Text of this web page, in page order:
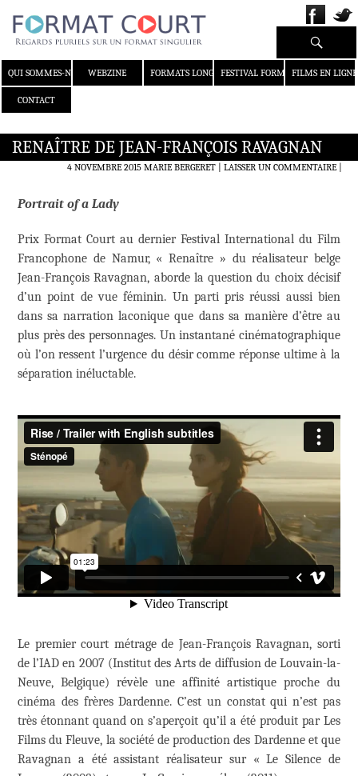
QUI SOMMES-NOUS ?WEBZINE FORMATS LONGS FESTIVAL FORMAT COURT
FILMS EN LIGNE
CONTACT
Recherche
RENAÎTRE DE JEAN-FRANÇOIS RAVAGNAN
4 NOVEMBRE 2015 MARIE BERGERET LAISSER UN COMMENTAIRE|
Portrait of a Lady
Prix Format Court au dernier Festival International du Film
Francophone de Namur, « Renaître » du réalisateur belge
Jean-François Ravagnan, aborde la question du choix décisif
d’un point de vue féminin. Un parti pris réussi aussi bien
dans sa narration laconique que dans sa manière d’être au
plus près des personnages. Un instantané cinématographique
où l’on ressent l’urgence du désir comme réponse ultime à la
séparation inéluctable.
Le premier court métrage de Jean-François Ravagnan, sorti
de l’IAD en 2007 (Institut des Arts de diffusion de Louvain-la-
Neuve, Belgique) révèle une affinité artistique proche du
cinéma des frères Dardenne. C’est un constat qui n’est pas
très étonnant quand on s’aperçoit qu’il a été produit par Les
Films du Fleuve, la société de production des Dardenne et que
Ravagnan a été assistant réalisateur sur « Le Silence de